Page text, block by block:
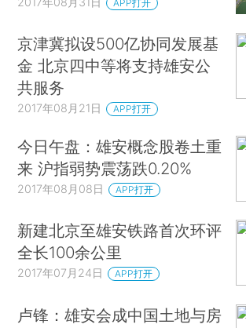
APP打开
京津冀拟设500亿协同发展基
金 北京四中等将支持雄安公
共服务
2017年08月21日 APP打开
今日午盘：雄安概念股卷土重
来 沪指弱势震荡跌0.20%
2017年08月08日 APP打开
新建北京至雄安铁路首次环评
全长100余公里
2017年07月24日 APP打开
卢锋：雄安会成中国土地与房